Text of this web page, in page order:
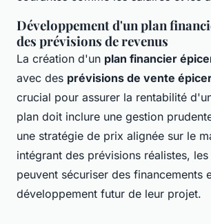
Développement d'un plan
des prévisions de revenus
La création d'un plan financier
avec des prévisions de vente
crucial pour assurer la rentabilité
plan doit inclure une gestion
une stratégie de prix alignée sur le
intégrant des prévisions réalistes,
peuvent sécuriser des financements
développement futur de leur projet.